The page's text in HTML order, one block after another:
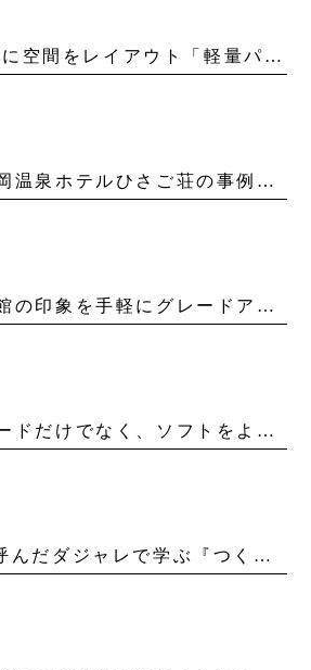
Showcase「手軽に空間をレイアウト「軽量パーテーション導入事例」」を更新しました。
【リゾLAB】月岡温泉ホテルひさご荘の事例に学ぶ 「事業再構築補助金」採択への道筋
【リゾLAB】貴館の印象を手軽にグレードアップ！-光のリノベーション-
【リゾLAB】ハードだけでなく、ソフトをより強化させて 「ワーケーション」を商品へとブラッシュアップ！ -富士レークホテル-
SNSでも話題を呼んだダジャレで学ぶ『つくばエクスプレスおいしい？おしい？電車マナー キャラクター図鑑』発売！